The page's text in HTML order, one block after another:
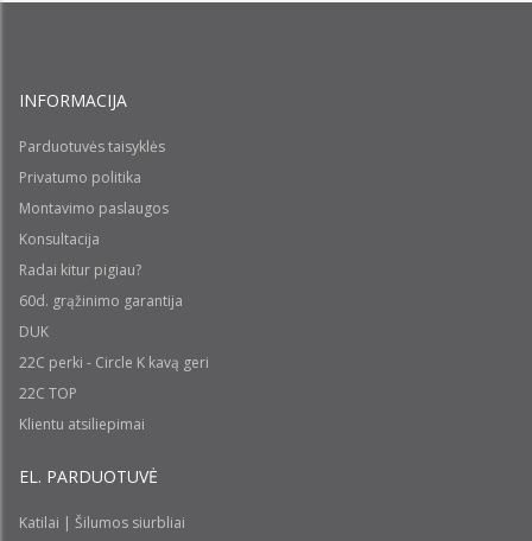
INFORMACIJA
Parduotuvės taisyklės
Privatumo politika
Montavimo paslaugos
Konsultacija
Radai kitur pigiau?
60d. grąžinimo garantija
DUK
22C perki - Circle K kavą geri
22C TOP
Klientu atsiliepimai
EL. PARDUOTUVĖ
Katilai | Šilumos siurbliai